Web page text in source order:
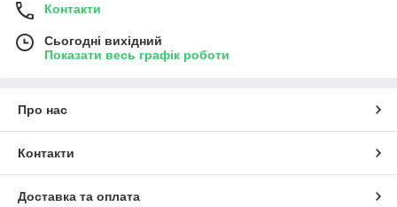
Контакти
Сьогодні вихідний
Показати весь графік роботи
Про нас
Контакти
Доставка та оплата